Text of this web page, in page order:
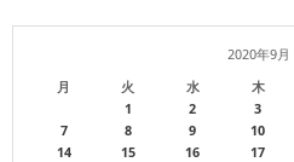
2020年9月
月
火 水 木
1 2 3
7
8 9 10
14
15 16 17